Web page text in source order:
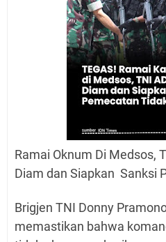
Ramai Oknum Di Medsos,
Diam dan Siapkan Sanksi
Brigjen TNI Donny
memastikan bahwa